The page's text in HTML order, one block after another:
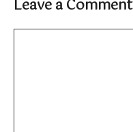
Leave a Comment
Comment